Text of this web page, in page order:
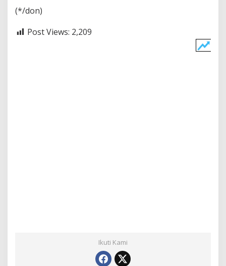
(*/don)
Post Views: 2,209
Ikuti Kami